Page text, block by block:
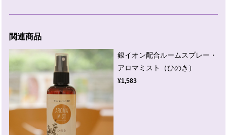
関連商品
銀イオン配合ルームスプレー・
アロマミスト（ひのき）
¥1,583